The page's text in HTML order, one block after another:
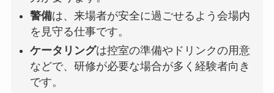
警備は、来場者が安全に過ごせるよう会場内
を見守る仕事です。
ケータリングは控室の準備やドリンクの用意
などで、研修が必要な場合が多く経験者向き
です。